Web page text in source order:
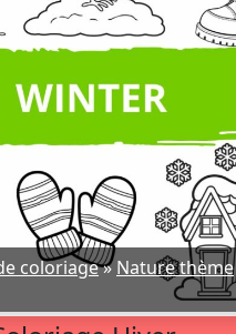
coloriage»Nature thème